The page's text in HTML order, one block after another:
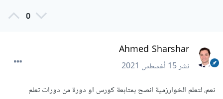
0
Ahmed Sharshar
نشر15 أغسطس 2021
نعم، لتعلم الخوارزمية انصح بمتابعة كورس او دورة من دورات تعلم